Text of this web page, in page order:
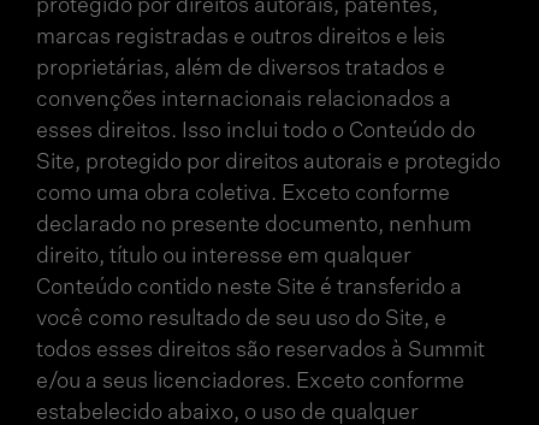
protegido por direitos autorais, patentes,
marcas registradas e outros direitos e leis
proprietárias, além de diversos tratados e
convenções internacionais relacionados a
esses direitos. Isso inclui todo o Conteúdo do
Site, protegido por direitos autorais e protegido
como uma obra coletiva. Exceto conforme
declarado no presente documento, nenhum
direito, título ou interesse em qualquer
Conteúdo contido neste Site é transferido a
você como resultado de seu uso do Site, e
todos esses direitos são reservados à Summit
e/ou a seus licenciadores. Exceto conforme
estabelecido abaixo, o uso de qualquer